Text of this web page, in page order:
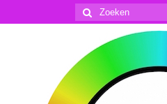
Zoeken
naar: